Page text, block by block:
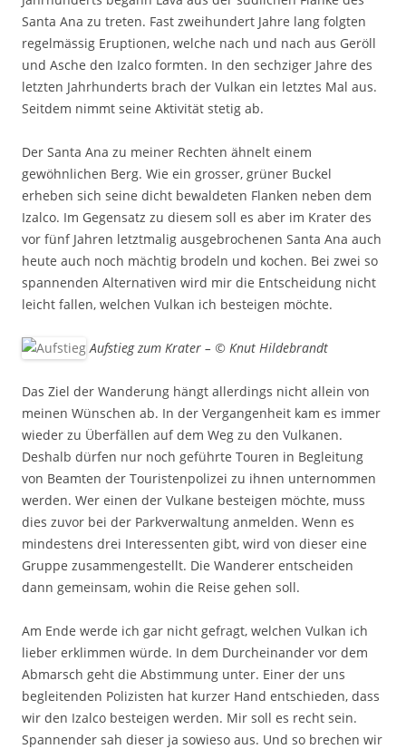
Santa Ana zu treten. Fast zweihundert Jahre lang folgten
regelmässig Eruptionen, welche nach und nach aus Geröll
und Asche den Izalco formten. In den sechziger Jahre des
letzten Jahrhunderts brach der Vulkan ein letztes Mal aus.
Seitdem nimmt seine Aktivität stetig ab.
Der Santa Ana zu meiner Rechten ähnelt einem
gewöhnlichen Berg. Wie ein grosser, grüner Buckel
erheben sich seine dicht bewaldeten Flanken neben dem
Izalco. Im Gegensatz zu diesem soll es aber im Krater des
vor fünf Jahren letztmalig ausgebrochenen Santa Ana auch
heute auch noch mächtig brodeln und kochen. Bei zwei so
spannenden Alternativen wird mir die Entscheidung nicht
leicht fallen, welchen Vulkan ich besteigen möchte.
Aufstieg zum Krater – © Knut Hildebrandt
Das Ziel der Wanderung hängt allerdings nicht allein von
meinen Wünschen ab. In der Vergangenheit kam es immer
wieder zu Überfällen auf dem Weg zu den Vulkanen.
Deshalb dürfen nur noch geführte Touren in Begleitung
von Beamten der Touristenpolizei zu ihnen unternommen
werden. Wer einen der Vulkane besteigen möchte, muss
dies zuvor bei der Parkverwaltung anmelden. Wenn es
mindestens drei Interessenten gibt, wird von dieser eine
Gruppe zusammengestellt. Die Wanderer entscheiden
dann gemeinsam, wohin die Reise gehen soll.
Am Ende werde ich gar nicht gefragt, welchen Vulkan ich
lieber erklimmen würde. In dem Durcheinander vor dem
Abmarsch geht die Abstimmung unter. Einer der uns
begleitenden Polizisten hat kurzer Hand entschieden, dass
wir den Izalco besteigen werden. Mir soll es recht sein.
Spannender sah dieser ja sowieso aus. Und so brechen wir